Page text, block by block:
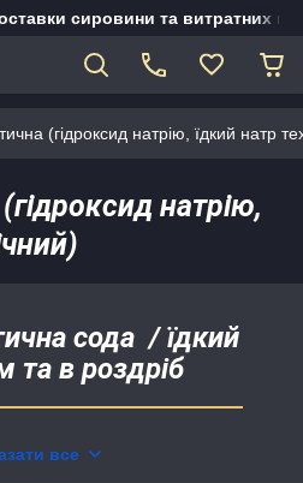
сировини та витратних
(гідроксид натрію, їдкий натр
натрію,
сода / їдкий
та в роздріб
все